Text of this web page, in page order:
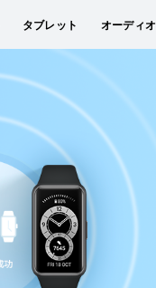
タブレット オーディオ